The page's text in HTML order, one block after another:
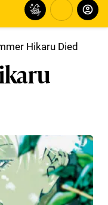
Hikaru Died